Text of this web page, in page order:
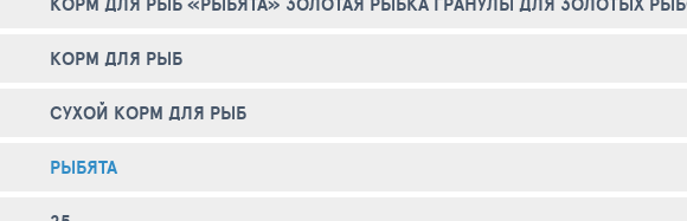
КОРМ ДЛЯ РЫБ
СУХОЙ КОРМ ДЛЯ РЫБ
РЫБЯТА